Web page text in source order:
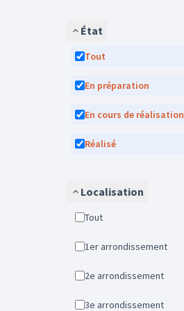
État
Tout
En préparation
En cours de réalisation
Réalisé
Localisation
Tout
1er arrondissement
2e arrondissement
3e arrondissement